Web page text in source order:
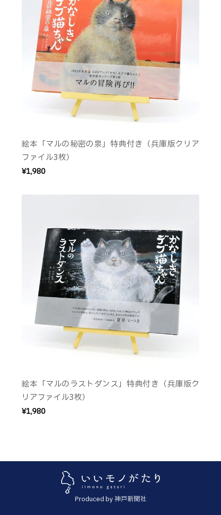
絵本「マルの秘密の泉」特典付き（兵庫版クリア
ファイル3枚）
¥1,980
絵本「マルのラストダンス」特典付き（兵庫版ク
リアファイル3枚）
¥1,980
Produced by 神戸新聞社